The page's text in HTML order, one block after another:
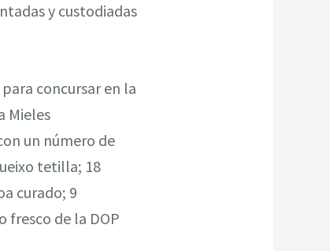
y custodiadas
concursar en la
Mieles
un número de
tetilla; 18
curado; 9
fresco de la DOP